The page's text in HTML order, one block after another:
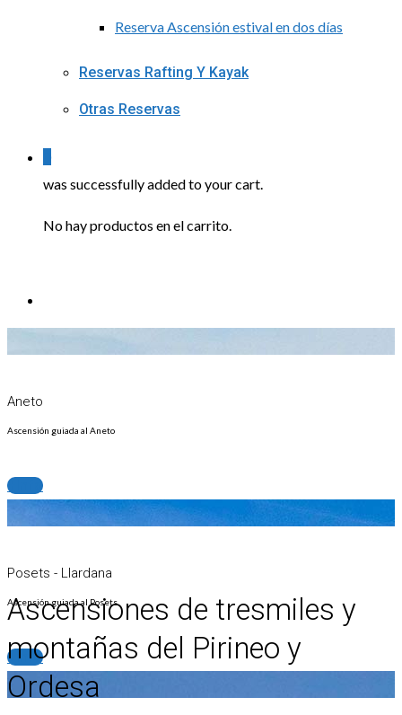
Reserva Ascensión estival en dos días
Reservas Rafting Y Kayak
Otras Reservas
was successfully added to your cart.
No hay productos en el carrito.
Aneto
Ascensión guiada al Aneto
+info
Posets - Llardana
Ascensión guiada al Posets
+info
Ascensiones de tresmiles y
montañas del Pirineo y
Ordesa